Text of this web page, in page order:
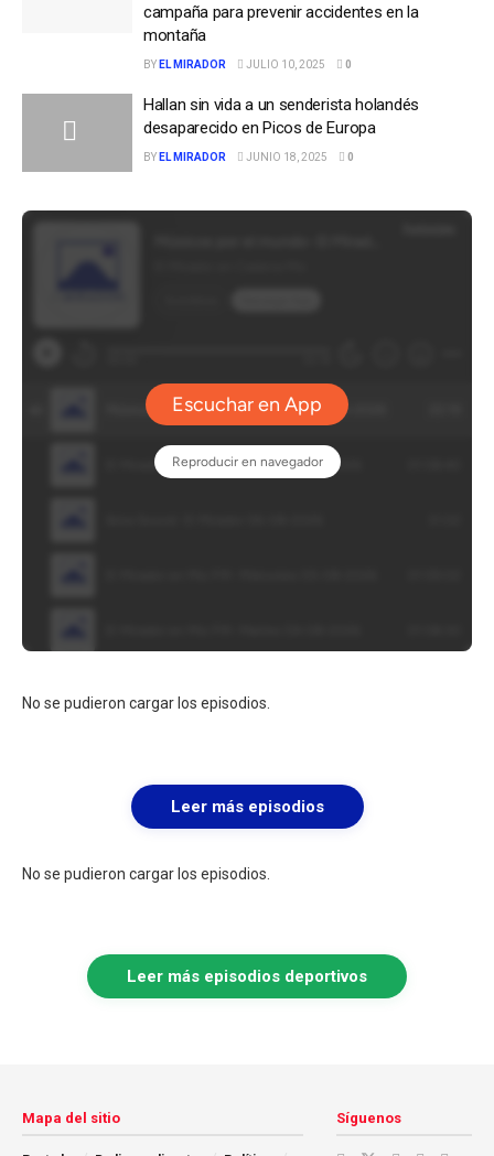
campaña para prevenir accidentes en la
montaña
BY EL MIRADOR JULIO 10, 2025 0
Hallan sin vida a un senderista holandés
desaparecido en Picos de Europa
BY EL MIRADOR JUNIO 18, 2025 0
No se pudieron cargar los episodios.
Leer más episodios
No se pudieron cargar los episodios.
Leer más episodios deportivos
Mapa del sitio Síguenos